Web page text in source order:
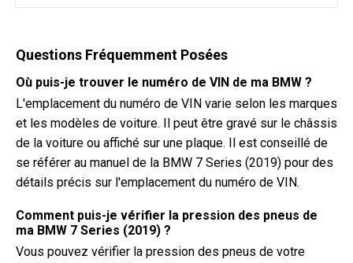
Questions Fréquemment Posées
Où puis-je trouver le numéro de VIN de ma BMW ?
L'emplacement du numéro de VIN varie selon les marques
et les modèles de voiture. Il peut être gravé sur le châssis
de la voiture ou affiché sur une plaque. Il est conseillé de
se référer au manuel de la BMW 7 Series (2019) pour des
détails précis sur l'emplacement du numéro de VIN.
Comment puis-je vérifier la pression des pneus de
ma BMW 7 Series (2019) ?
Vous pouvez vérifier la pression des pneus de votre